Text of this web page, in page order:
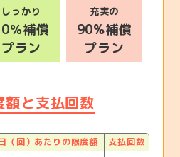
しっかり
％補償
プラン
充実の
90%補償
プラン
額と支払回数
（回）あたりの限度額
支払回数